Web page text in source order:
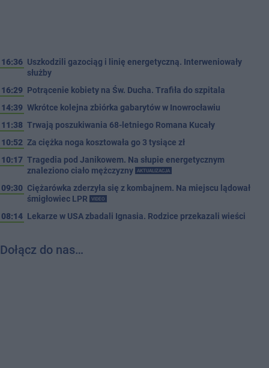
16:36 Uszkodzili gazociąg i linię energetyczną. Interweniowały
służby
16:29 Potrącenie kobiety na Św. Ducha. Trafiła do szpitala
14:39 Wkrótce kolejna zbiórka gabarytów w Inowrocławiu
11:38 Trwają poszukiwania 68-letniego Romana Kucały
10:52 Za ciężka noga kosztowała go 3 tysiące zł
10:17 Tragedia pod Janikowem. Na słupie energetycznym
znaleziono ciało mężczyzny
AKTUALIZACJA
09:30 Ciężarówka zderzyła się z kombajnem. Na miejscu lądował
śmigłowiec LPR
VIDEO
08:14 Lekarze w USA zbadali Ignasia. Rodzice przekazali wieści
Dołącz do nas…